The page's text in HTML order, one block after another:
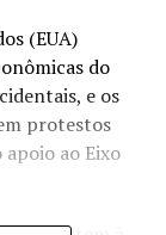
(EUA)
do
e os
protestos
ao Eixo